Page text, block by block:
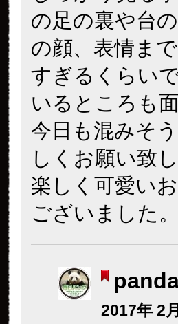
の足の裏や台
の顔、表情ま
すぎるくらい
いるところも
今日も混みそ
しくお願い致し
楽しく可愛い
ございました。
2017年 2